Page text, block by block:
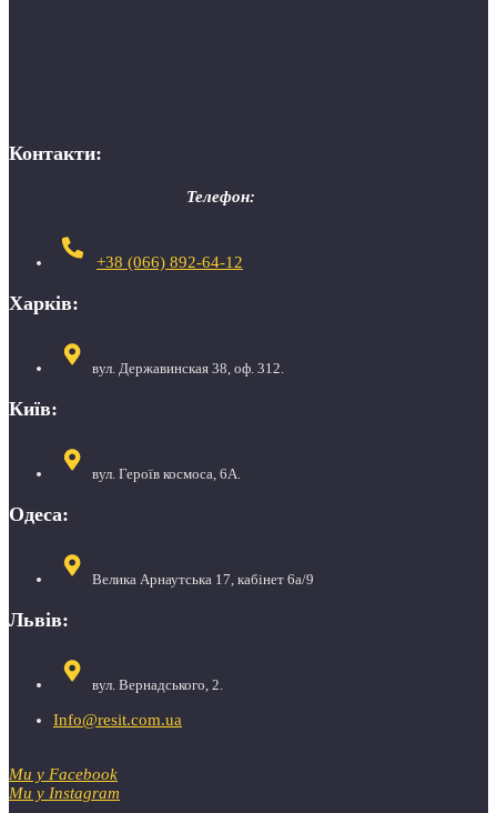
Контакти:
Телефон:
+38 (066) 892-64-12
Харків:
вул. Державинская 38, оф. 312.
Київ:
вул. Героїв космоса, 6А.
Одеса:
Велика Арнаутська 17, кабінет 6а/9
Львів:
вул. Вернадського, 2.
Info@resit.com.ua
Ми у Facebook
Ми у Instagram